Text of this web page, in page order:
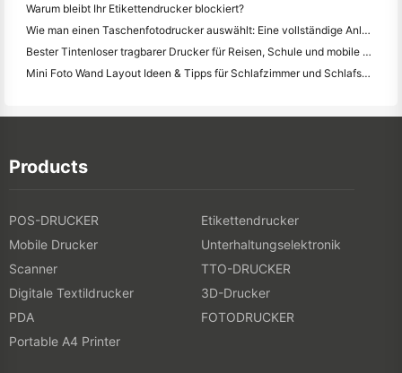
Warum bleibt Ihr Etikettendrucker blockiert?
Wie man einen Taschenfotodrucker auswählt: Eine vollständige Anleitung für Journalisten, Reisende und iPhone-Benutzer
Bester Tintenloser tragbarer Drucker für Reisen, Schule und mobile Arbeit: Hanin MT620 Pro Review
Mini Foto Wand Layout Ideen & Tipps für Schlafzimmer und Schlafsaal Dekoration
Products
POS-DRUCKER
Etikettendrucker
Mobile Drucker
Unterhaltungselektronik
Scanner
TTO-DRUCKER
Digitale Textildrucker
3D-Drucker
PDA
FOTODRUCKER
Portable A4 Printer